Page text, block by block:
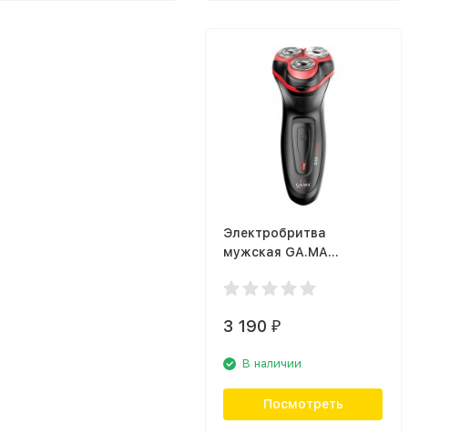
Электробритва
мужская GA.MA
3 190₽
В наличии
Посмотреть